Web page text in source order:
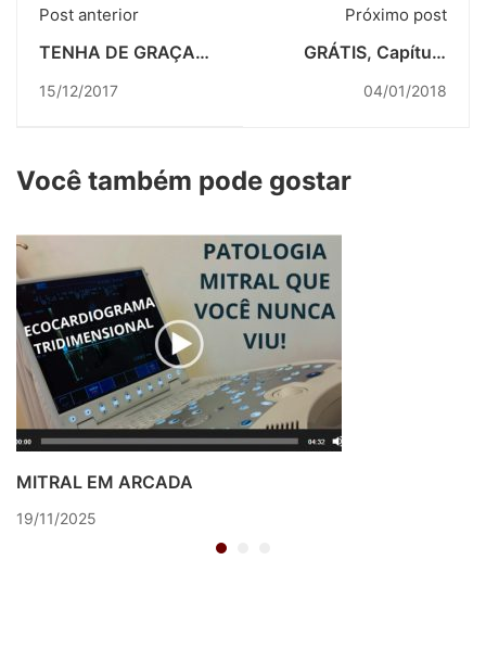
Post anterior
TENHA DE GRAÇA
NORMAIS DO LIVRO
DO MORCERF
15/12/2017
Próximo post
GRÁTIS, Capítulo
Prolapso Mitral.
04/01/2018
Você também pode gostar
MITRAL EM ARCADA
19/11/2025